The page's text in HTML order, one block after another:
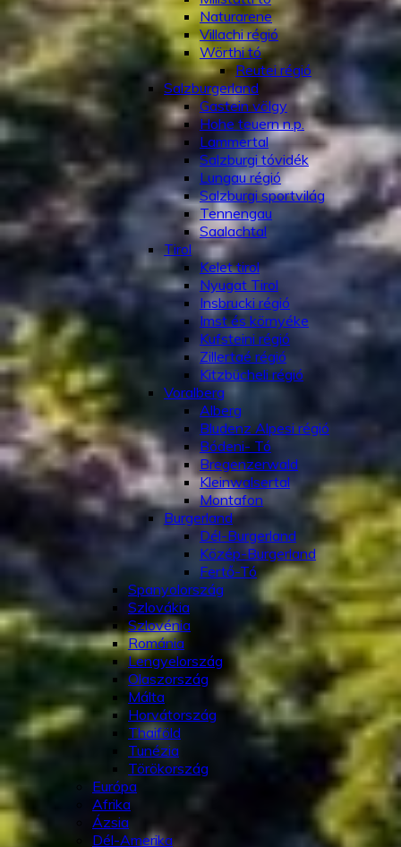
Naturarene
Villachi régió
Wörthi tó
Reutei régió
Salzburgerland
Gastein völgy
Hohe teuern n.p.
Lammertal
Salzburgi tóvidék
Lungau régió
Salzburgi sportvilág
Tennengau
Saalachtal
Tirol
Kelet tirol
Nyugat Tirol
Insbrucki régió
Imst és környéke
Kufsteini régió
Zillertaé régió
Kitzbücheli régió
Voralberg
Alberg
Bludenz Alpesi régió
Bódeni- Tó
Bregenzerwald
Kleinwalsertal
Montafon
Burgerland
Dél-Burgerland
Közép-Burgerland
Fertő-Tó
Spanyolország
Szlovákia
Szlovénia
Románia
Lengyelország
Olaszország
Málta
Horvátország
Thaiföld
Tunézia
Törökország
Európa
Afrika
Ázsia
Dél-Amerika